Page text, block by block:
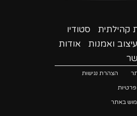
קהילתית
סטודיו
ואמנות
אודות
הצהרת נגישות
פרטיות
באתר